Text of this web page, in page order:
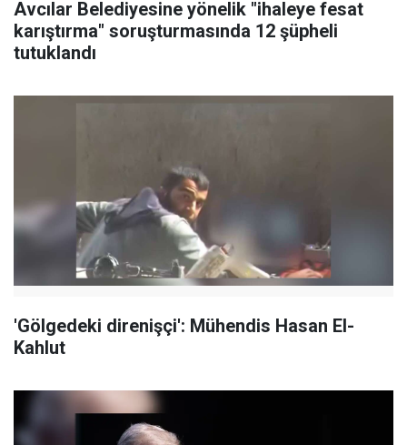
Avcılar Belediyesine yönelik "ihaleye fesat
karıştırma" soruşturmasında 12 şüpheli
tutuklandı
'Gölgedeki direnişçi': Mühendis Hasan El-
Kahlut